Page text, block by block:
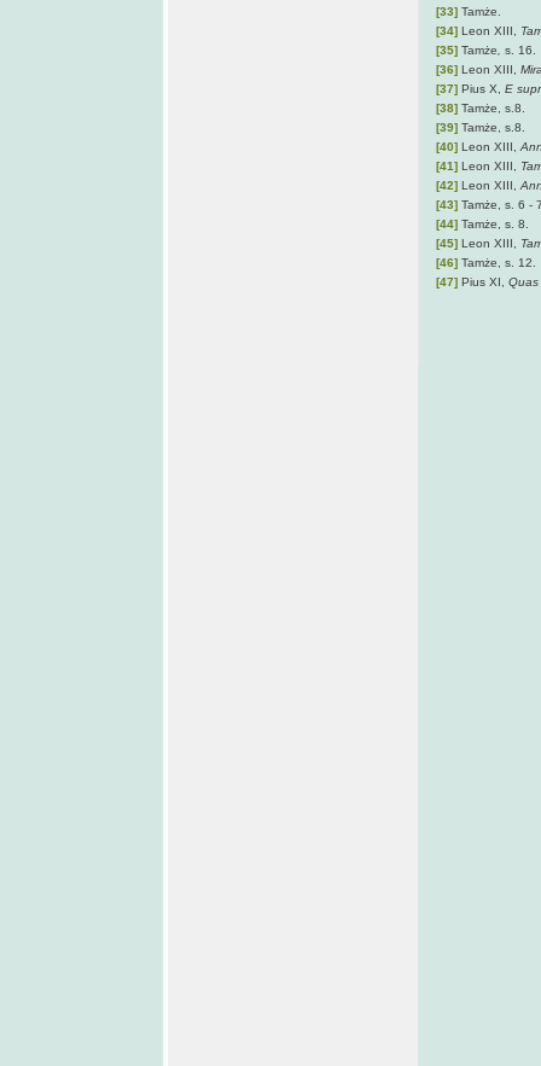
[33] Tamże.
[34] Leon XIII,
[35] Tamże
s. 16.
[36] Leon XIII,
[37] Pius X, E
[38] Tamże, s.8.
[39] Tamże, s.8.
[40] Leon XIII,
[41] Leon XIII,
[42] Leon XIII,
[43] Tamże, s. 6 -
[44] Tamże, s. 8.
[45] Leon XIII,
[46] Tamże, s. 12.
[47] Pius XI,